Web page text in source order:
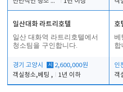
일산대화 라트리호텔
일산 대화역 라트리호텔에서
청소팀을 구인합니다.
경기 고양시 시
2,600,000원
객실청소,베팅 ,
1년 이하
호
베
합
인
객